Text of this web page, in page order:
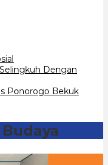
Dengan
Ponorogo Bekuk